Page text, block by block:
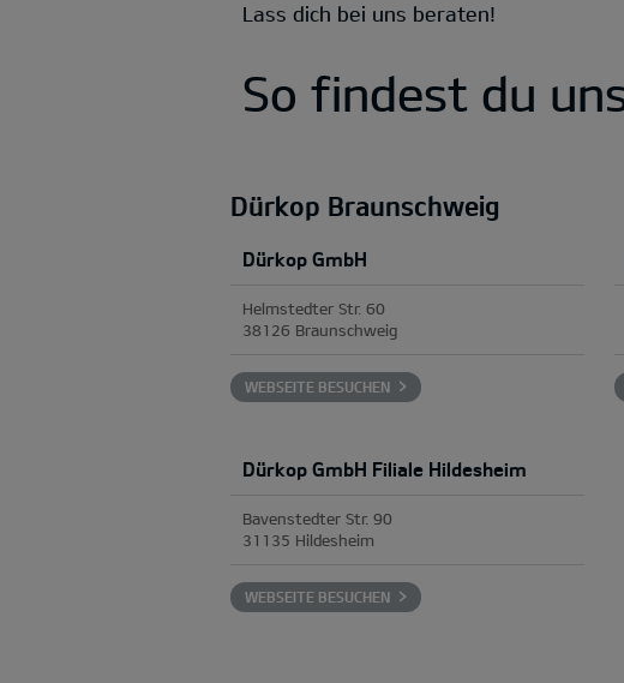
Lass dich bei uns beraten!
So findest du
Dürkop Braunschweig
Dürkop GmbH
Helmstedter Str. 60
38126 Braunschweig
WEBSEITE BESUCHEN
Dürkop GmbH Filiale Hildesheim
Bavenstedter Str. 90
31135 Hildesheim
WEBSEITE BESUCHEN